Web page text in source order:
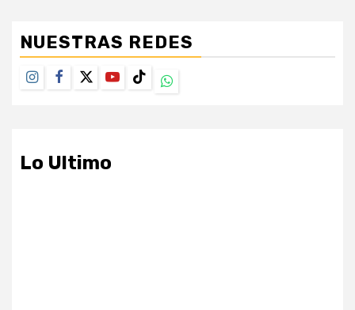
NUESTRAS REDES
Instagram
Facebook
TwitterYoutubeTikTokWhatsapp
Lo Ultimo